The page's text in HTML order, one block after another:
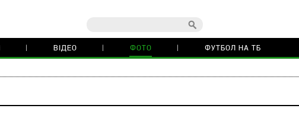
ВІДЕО ФОТО ФУТБОЛ НА ТБ